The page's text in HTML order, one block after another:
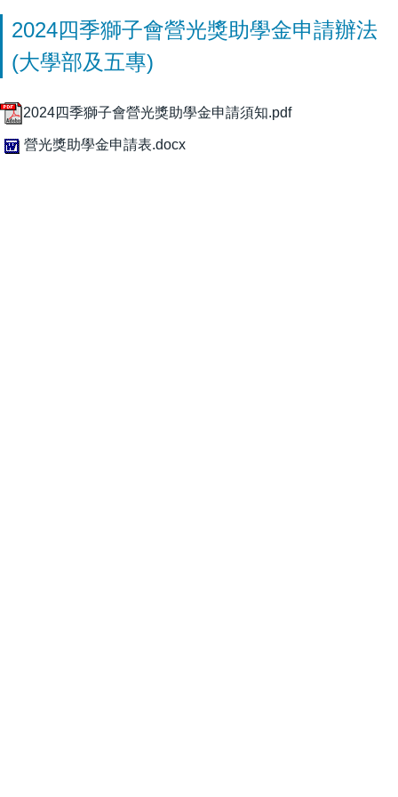
2024四季獅子會營光獎助學金申請辦法
(大學部及五專)
2024四季獅子會營光獎助學金申請須知.pdf
營光獎助學金申請表.docx